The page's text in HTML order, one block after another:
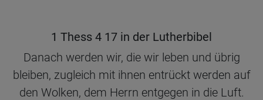
1 Thess 4 17 in der Lutherbibel
Danach werden wir, die wir leben und übrig
bleiben, zugleich mit ihnen entrückt werden auf
den Wolken, dem Herrn entgegen in die Luft.